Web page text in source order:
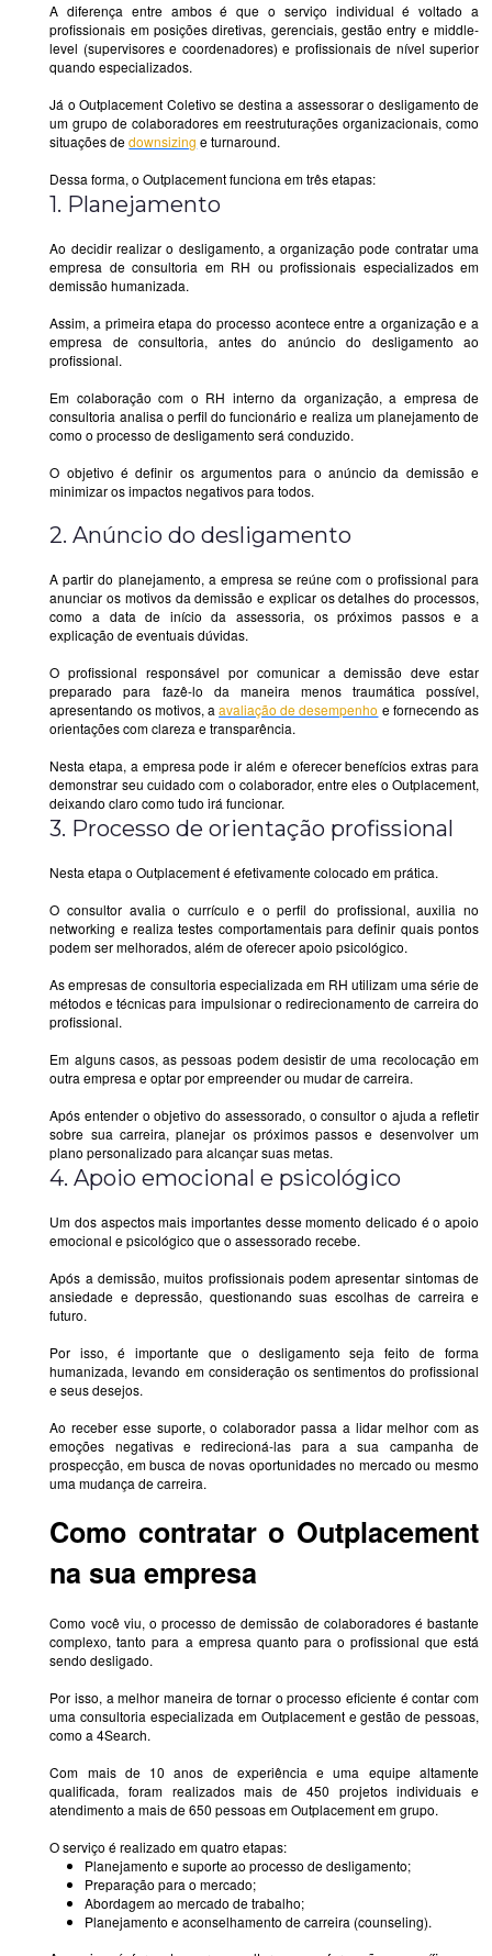
A diferença entre ambos é que o serviço individual é voltado a
profissionais em posições diretivas, gerenciais, gestão entry e middle-
level (supervisores e coordenadores) e profissionais de nível superior
quando especializados.
Já o Outplacement Coletivo se destina a assessorar o desligamento de
um grupo de colaboradores em reestruturações organizacionais, como
situações dedownsizing e turnaround.
Dessa forma, o Outplacement funciona em três etapas:
1. Planejamento
Ao decidir realizar o desligamento, a organização pode contratar uma
empresa de consultoria em RH ou profissionais especializados em
demissão humanizada.
Assim, a primeira etapa do processo acontece entre a organização e a
empresa de consultoria, antes do anúncio do desligamento ao
profissional.
Em colaboração com o RH interno da organização, a empresa de
consultoria analisa o perfil do funcionário e realiza um planejamento de
como o processo de desligamento será conduzido.
O objetivo é definir os argumentos para o anúncio da demissão e
minimizar os impactos negativos para todos.
2. Anúncio do desligamento
A partir do planejamento, a empresa se reúne com o profissional para
anunciar os motivos da demissão e explicar os detalhes do processos,
como a data de início da assessoria, os próximos passos e a
explicação de eventuais dúvidas.
O profissional responsável por comunicar a demissão deve estar
preparado para fazê-lo da maneira menos traumática possível,
apresentando os motivos, aavaliação de desempenho e fornecendo as
orientações com clareza e transparência.
Nesta etapa, a empresa pode ir além e oferecer benefícios extras para
demonstrar seu cuidado com o colaborador, entre eles o Outplacement,
deixando claro como tudo irá funcionar.
3. Processo de orientação profissional
Nesta etapa o Outplacement é efetivamente colocado em prática.
O consultor avalia o currículo e o perfil do profissional, auxilia no
networking e realiza testes comportamentais para definir quais pontos
podem ser melhorados, além de oferecer apoio psicológico.
As empresas de consultoria especializada em RH utilizam uma série de
métodos e técnicas para impulsionar o redirecionamento de carreira do
profissional.
Em alguns casos, as pessoas podem desistir de uma recolocação em
outra empresa e optar por empreender ou mudar de carreira.
Após entender o objetivo do assessorado, o consultor o ajuda a refletir
sobre sua carreira, planejar os próximos passos e desenvolver um
plano personalizado para alcançar suas metas.
4. Apoio emocional e psicológico
Um dos aspectos mais importantes desse momento delicado é o apoio
emocional e psicológico que o assessorado recebe.
Após a demissão, muitos profissionais podem apresentar sintomas de
ansiedade e depressão, questionando suas escolhas de carreira e
futuro.
Por isso, é importante que o desligamento seja feito de forma
humanizada, levando em consideração os sentimentos do profissional
e seus desejos.
Ao receber esse suporte, o colaborador passa a lidar melhor com as
emoções negativas e redirecioná-las para a sua campanha de
prospecção, em busca de novas oportunidades no mercado ou mesmo
uma mudança de carreira.
Como contratar o Outplacement
na sua empresa
Como você viu, o processo de demissão de colaboradores é bastante
complexo, tanto para a empresa quanto para o profissional que está
sendo desligado.
Por isso, a melhor maneira de tornar o processo eficiente é contar com
uma consultoria especializada em Outplacement e gestão de pessoas,
como a 4Search.
Com mais de 10 anos de experiência e uma equipe altamente
qualificada, foram realizados mais de 450 projetos individuais e
atendimento a mais de 650 pessoas em Outplacement em grupo.
O serviço é realizado em quatro etapas:
Planejamento e suporte ao processo de desligamento;
Preparação para o mercado;
Abordagem ao mercado de trabalho;
Planejamento e aconselhamento de carreira (counseling).